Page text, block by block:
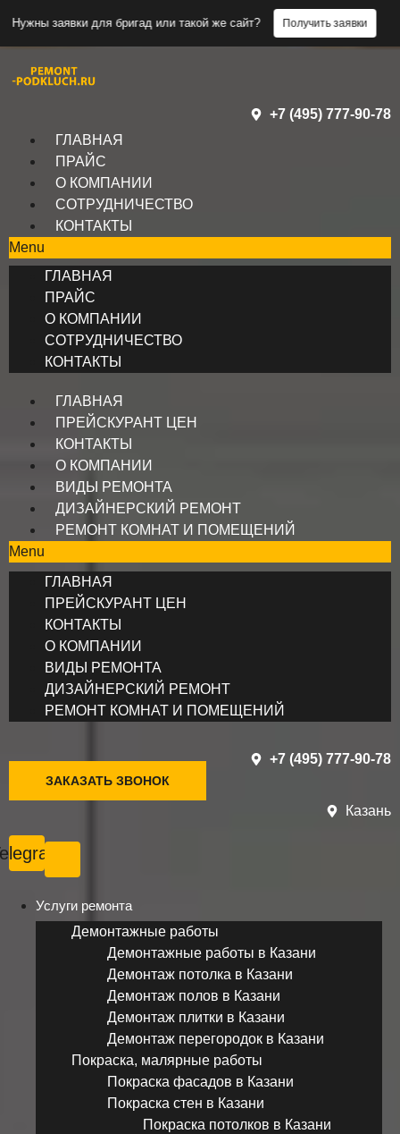
для бригад или такой же сайт? Получить заявки
+7 (495) 777-90-78
ГЛАВНАЯ
ПРАЙС
О КОМПАНИИ
СОТРУДНИЧЕСТВО
КОНТАКТЫ
Menu
ГЛАВНАЯ
ПРАЙС
О КОМПАНИИ
СОТРУДНИЧЕСТВО
КОНТАКТЫ
ГЛАВНАЯ
ПРЕЙСКУРАНТ ЦЕН
КОНТАКТЫ
О КОМПАНИИ
ВИДЫ РЕМОНТА
ДИЗАЙНЕРСКИЙ РЕМОНТ
РЕМОНТ КОМНАТ И ПОМЕЩЕНИЙ
Menu
ГЛАВНАЯ
ПРЕЙСКУРАНТ ЦЕН
КОНТАКТЫ
О КОМПАНИИ
ВИДЫ РЕМОНТА
ДИЗАЙНЕРСКИЙ РЕМОНТ
РЕМОНТ КОМНАТ И ПОМЕЩЕНИЙ
+7 (495) 777-90-78
ЗАКАЗАТЬ ЗВОНОК
Казань
Услуги ремонта
Демонтажные работы
Демонтажные работы в Казани
Демонтаж потолка в Казани
Демонтаж полов в Казани
Демонтаж плитки в Казани
Демонтаж перегородок в Казани
Покраска, малярные работы
Покраска фасадов в Казани
Покраска стен в Казани
Покраска потолков в Казани